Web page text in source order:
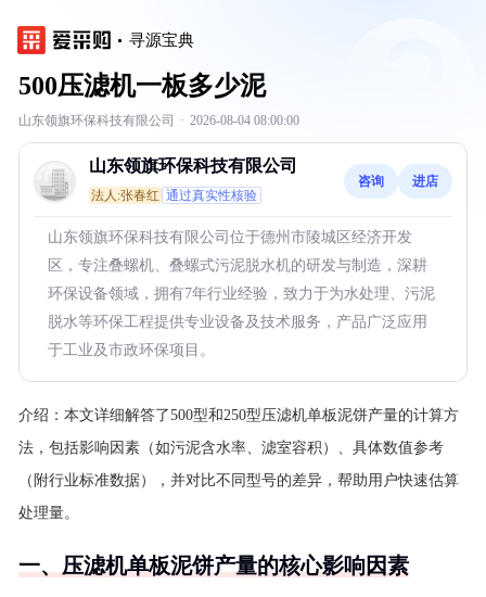
寻源宝典
500压滤机一板多少泥
山东领旗环保科技有限公司 · 2026-08-04 08:00:00
山东领旗环保科技有限公司
法人:张春红 通过真实性核验
咨询 进店
山东领旗环保科技有限公司位于德州市陵城区经济开发
区，专注叠螺机、叠螺式污泥脱水机的研发与制造，深耕
环保设备领域，拥有7年行业经验，致力于为水处理、污泥
脱水等环保工程提供专业设备及技术服务，产品广泛应用
于工业及市政环保项目。
介绍： 本文详细解答了500型和250型压滤机单板泥饼产量的计算方
法，包括影响因素（如污泥含水率、滤室容积）、具体数值参考
（附行业标准数据），并对比不同型号的差异，帮助用户快速估算
处理量。
一、压滤机单板泥饼产量的核心影响因素